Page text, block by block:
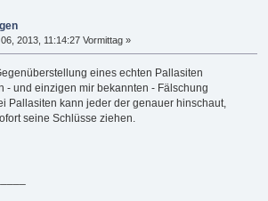
2013, 11:14:27 Vormittag »
eines echten Pallasiten
- und einzigen mir bekannten - Fälschung
Pallasiten kann jeder der genauer hinschaut,
seine Schlüsse ziehen.